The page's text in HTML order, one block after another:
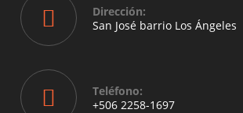
Dirección:
San José barrio Los Ángeles
new
Teléfono:
+506 2258-1697